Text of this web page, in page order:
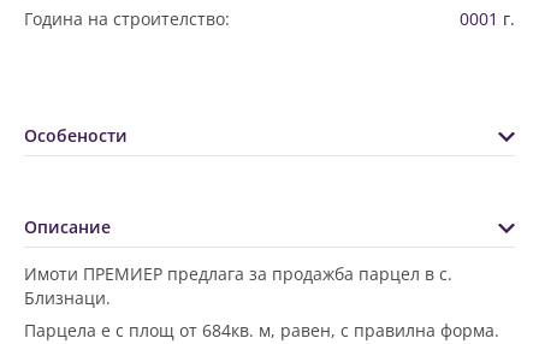
Година на строителство:
0001 г.
Особености
Описание
Имоти ПРЕМИЕР предлага за продажба парцел в с.
Близнаци.
Парцела е с площ от 684кв. м, равен, с правилна форма.